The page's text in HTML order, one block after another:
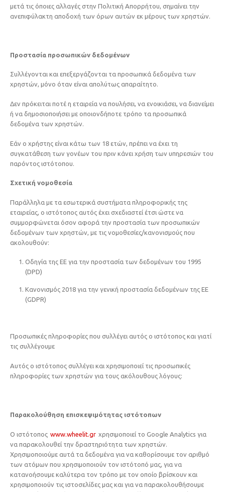
μετά τις όποιες αλλαγές στην Πολιτική Απορρήτου, σημαίνει την
ανεπιφύλακτη αποδοχή των όρων αυτών εκ μέρους των χρηστών.
Προστασία προσωπικών δεδομένων
Συλλέγονται και επεξεργάζονται τα προσωπικά δεδομένα των
χρηστών, μόνο όταν είναι απολύτως απαραίτητο.
Δεν πρόκειται ποτέ η εταιρεία να πουλήσει, να ενοικιάσει, να διανείμει
ή να δημοσιοποιήσει με οποιονδήποτε τρόπο τα προσωπικά
δεδομένα των χρηστών.
Εάν ο χρήστης είναι κάτω των 18 ετών, πρέπει να έχει τη
συγκατάθεση των γονέων του πριν κάνει χρήση των υπηρεσιών του
παρόντος ιστότοπου.
Σχετική νομοθεσία
Παράλληλα με τα εσωτερικά συστήματα πληροφορικής της
εταιρείας, ο ιστότοπος αυτός έχει σχεδιαστεί έτσι ώστε να
συμμορφώνεται όσον αφορά την προστασία των προσωπικών
δεδομένων των χρηστών, με τις νομοθεσίες/κανονισμούς που
ακολουθούν:
Οδηγία της ΕΕ για την προστασία των δεδομένων του 1995
(DPD)
Κανονισμός 2018 για την γενική προστασία δεδομένων της ΕΕ
(GDPR)
Προσωπικές πληροφορίες που συλλέγει αυτός ο ιστότοπος και γιατί
τις συλλέγουμε
Αυτός ο ιστότοπος συλλέγει και χρησιμοποιεί τις προσωπικές
πληροφορίες των χρηστών για τους ακόλουθους λόγους:
Παρακολούθηση επισκεψιμότητας ιστότοπων
Ο ιστότοπος www.wheelit.gr χρησιμοποιεί το Google Analytics για
να παρακολουθεί την δραστηριότητα των χρηστών.
Χρησιμοποιούμε αυτά τα δεδομένα για να καθορίσουμε τον αριθμό
των ατόμων που χρησιμοποιούν τον ιστότοπό μας, για να
κατανοήσουμε καλύτερα τον τρόπο με τον οποίο βρίσκουν και
χρησιμοποιούν τις ιστοσελίδες μας και για να παρακολουθήσουμε